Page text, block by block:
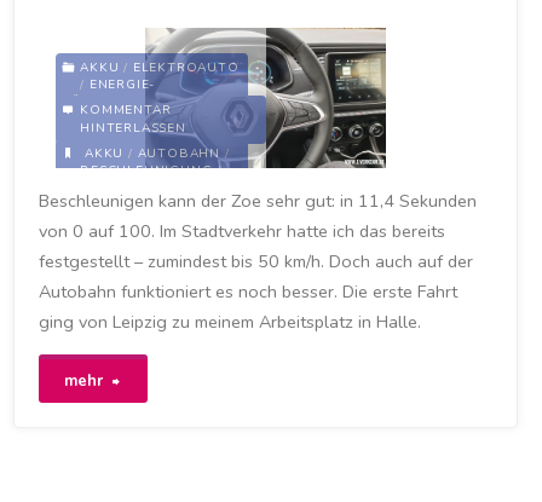
den
Schnee"
AKKU / ELEKTROAUTO
/ ENERGIE-
RÜCKGEWINNUNG /
MEIN
ZOE / RENAULT /
AKKU / AUTOBAHN /
BESCHLEUNIGUNG/
/LEISTUNG/
VERBRAUCH
1. NOVEMBER 2020
KOMMENTAR
HINTERLASSEN
Beschleunigen kann der Zoe sehr gut: in 11,4 Sekunden
von 0 auf 100. Im Stadtverkehr hatte ich das bereits
festgestellt – zumindest bis 50 km/h. Doch auch auf der
Autobahn funktioniert es noch besser. Die erste Fahrt
ging von Leipzig zu meinem Arbeitsplatz in Halle.
mehr